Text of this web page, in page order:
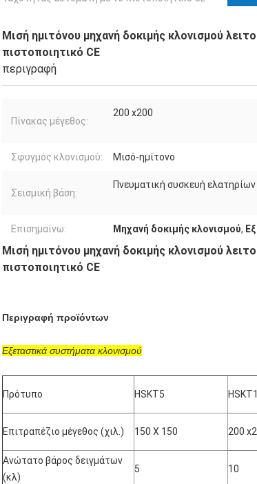
Μισή ημιτόνου μηχανή δοκιμής κλονισμού
πιστοποιητικό CE
περιγραφή
Πίνακας μέγεθος:
200 x200
Σφυγμός κλονισμού: Μισό-ημίτονο
Σεισμική βάση:
Πνευματική συσκευή ελατηρίων
Επισημαίνω: Μηχανή δοκιμής κλονισμού,
Μισή ημιτόνου μηχανή δοκιμής κλονισμού
πιστοποιητικό CE
Περιγραφή προϊόντων
Εξεταστικά συστήματα κλονισμού
Πρότυπο HSKT5
Επιτραπέζιο μέγεθος (χιλ.) 150 X 150 200
Ανώτατο βάρος δειγμάτων
(κλ)
5 10